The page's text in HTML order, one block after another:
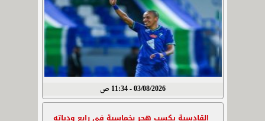
03/08/2026 - 11:34 ص
القادسية يكسب هجر بخماسية في رابع ودياته